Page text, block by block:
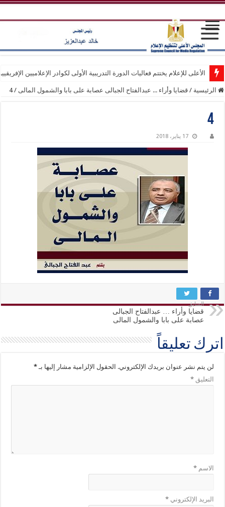
الأعلى للإعلام يختتم فعاليات الدورة التدريبية الأولى لكوادر الإعلاميين
الرئيسية / قضايا وأراء ... عبدالفتاح الجبالى عصابة على بابا والشمول المالى /
4
4
17 يناير، 2018
السابق
قضايا وأراء … عبدالفتاح الجبالى
عصابة على بابا والشمول المالى
اترك تعليقاً
لن يتم نشر عنوان بريدك الإلكتروني. الحقول الإلزامية مشار إليها بـ*
التعليق*
الاسم*
البريد الإلكتروني*